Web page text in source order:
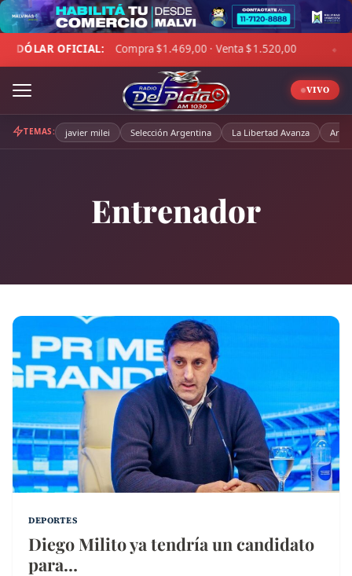
Skip
to
content$1.469,00 · Venta $1.520,00 ◆ ☁ LA PAMPA: 7°C ·
VIVO
TEMAS: javier milei Selección Argentina La Libertad Avanza
Entrenador
DEPORTES
Diego Milito ya tendría un candidato
para…